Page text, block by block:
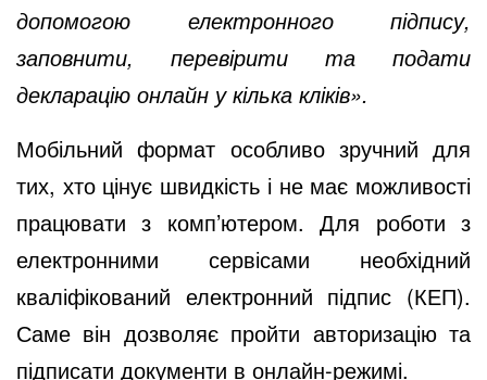
допомогою електронного підпису,
заповнити, перевірити та подати
декларацію онлайн у кілька кліків».
Мобільний формат особливо зручний для
тих, хто цінує швидкість і не має можливості
працювати з комп’ютером. Для роботи з
електронними сервісами необхідний
кваліфікований електронний підпис (КЕП).
Саме він дозволяє пройти авторизацію та
підписати документи в онлайн-режимі.